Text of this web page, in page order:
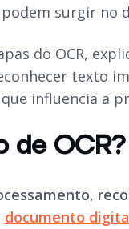
surgir no
do OCR,
texto
influencia a
de OCR?
,
documento